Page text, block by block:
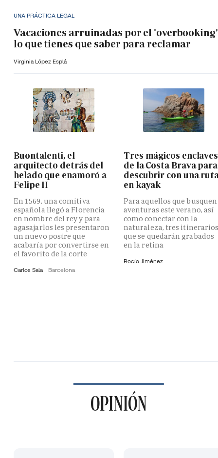
UNA PRÁCTICA LEGAL
Vacaciones arruinadas por el
lo que tienes que saber para reclamar
Virginia López Esplá
Buontalenti, el
arquitecto detrás del
helado que enamoró a
Felipe II
En 1569, una comitiva
española llegó a Florencia
en nombre del rey y para
agasajarlos les presentaron
un nuevo postre que
acabaría por convertirse en
el favorito de la corte
Carlos Sala Barcelona
Tres mágicos enclaves
de la Costa Brava para
descubrir con una
en kayak
Para aquellos que busquen
aventuras este verano, así
como conectar con la
naturaleza, tres
que se quedarán grabados
en la retina
Rocío Jiménez
OPINIÓN